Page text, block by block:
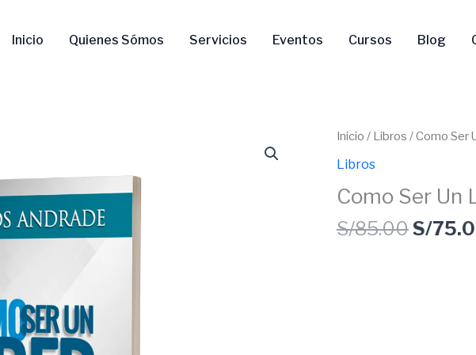
Inicio Quienes Sómos Servicios Eventos Cursos Blog
Inicio / Libros / Como Ser
Libros
Como Ser Un
S/85.00
El
era:
S/
S/
Como
Ser
Líder
cantidad